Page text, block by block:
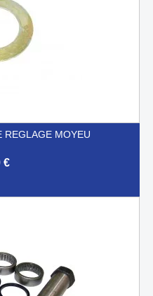
REGLAGE MOYEU
€